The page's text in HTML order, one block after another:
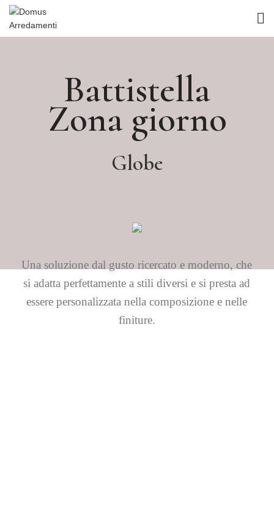
Battistella
Zona giorno
Globe
Una soluzione dal gusto ricercato e moderno, che
si adatta perfettamente a stili diversi e si presta ad
essere personalizzata nella composizione e nelle
finiture.